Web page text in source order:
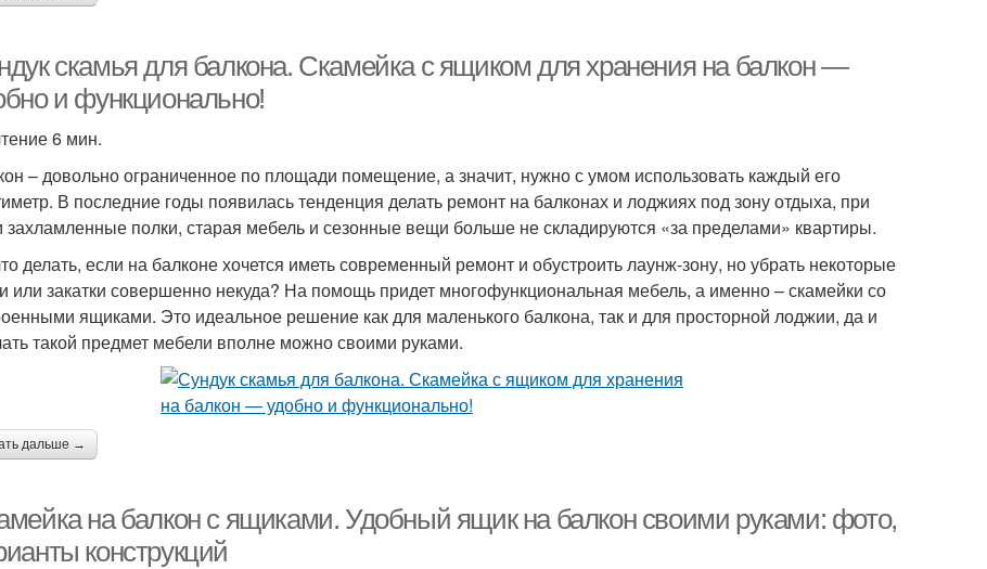
скамья для балкона. Скамейка с ящиком для хранения на балкон —
и функционально!
6 мин.
– довольно ограниченное по площади помещение, а значит, нужно с умом использовать каждый его
В последние годы появилась тенденция делать ремонт на балконах и лоджиях под зону отдыха, при
захламленные полки, старая мебель и сезонные вещи больше не складируются «за пределами» квартиры.
делать, если на балконе хочется иметь современный ремонт и обустроить лаунж-зону, но убрать некоторые
или закатки совершенно некуда? На помощь придет многофункциональная мебель, а именно – скамейки со
ящиками. Это идеальное решение как для маленького балкона, так и для просторной лоджии, да и
такой предмет мебели вполне можно своими руками.
дальше →
на балкон с ящиками. Удобный ящик на балкон своими руками: фото,
конструкций